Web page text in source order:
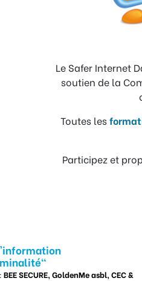
Le Safer Internet
soutien de la
Toutes les
Participez et
BEE SECURE, GoldenMe asbl, CEC &